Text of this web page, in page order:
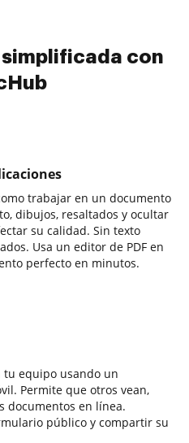
simplificada con
trabajar en un documento
dibujos, resaltados y ocultar
su calidad. Sin texto
Usa un editor de PDF en
perfecto en minutos.
tu equipo usando un
Permite que otros vean,
documentos en línea.
público y compartir su